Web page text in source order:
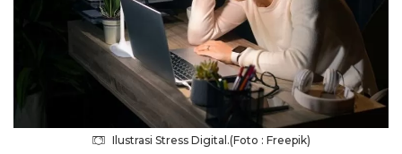
Ilustrasi Stress Digital.(Foto : Freepik)